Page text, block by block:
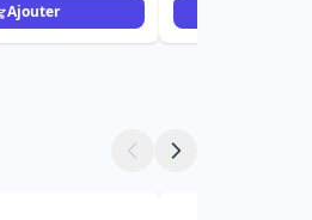
Ajouter